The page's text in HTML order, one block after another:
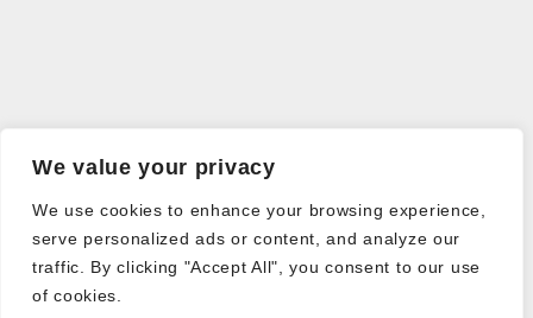
We value your privacy
We use cookies to enhance your browsing experience,
serve personalized ads or content, and analyze our
traffic. By clicking "Accept All", you consent to our use
of cookies.